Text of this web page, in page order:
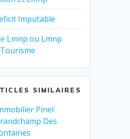
Imputable
Lmnp ou Lmnp
SIMILAIRES
Pinel
Des